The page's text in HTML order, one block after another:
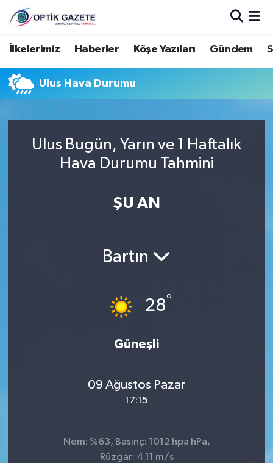
İlkelerimiz Haberler Köşe Yazıları Gündem
Ulus Hava Durumu
Ulus Bugün, Yarın ve 1 Haftalık
Hava Durumu Tahmini
ŞU AN
Bartın
28°
Güneşli
09 Ağustos Pazar
17:15
Nem: %63, Basınç: 1012 hpa hPa,
Rüzgar: 4.11 m/s
Nöbetçi Eczaneler
Hava Durumu
Trafik Durumu
Süper Lig Puan Durumu ve Fikstür